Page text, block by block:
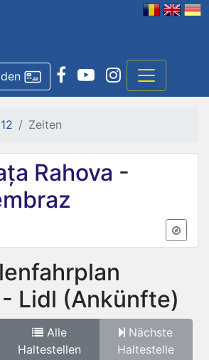
Zeiten
Rahova -
Lidl (Ankünfte)
Alle
Haltestellen
Nächste
Haltestelle